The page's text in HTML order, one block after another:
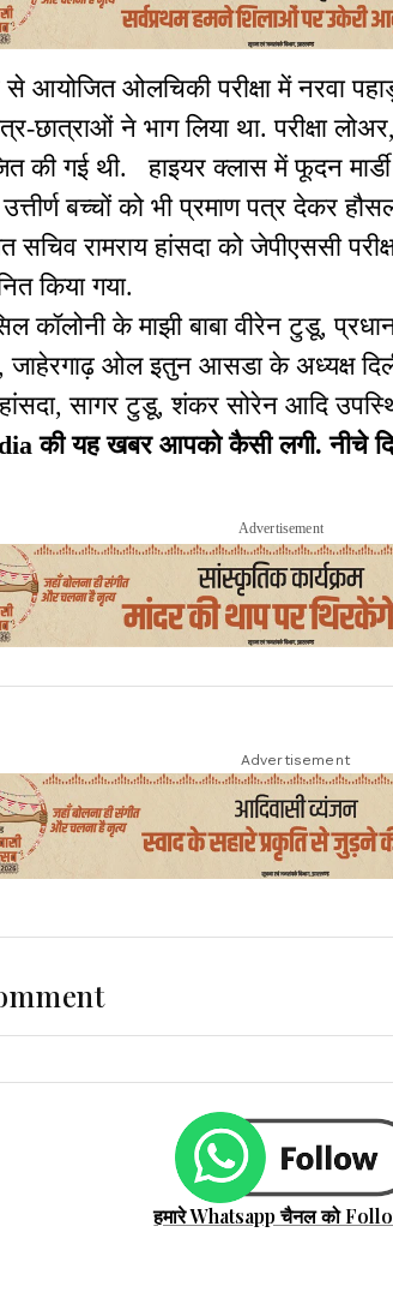
आयोजित ओलचिकी परीक्षा में नरवा
छात्राओं ने भाग लिया था. परीक्षा
की गई थी. हाइयर क्लास में फूदन
बच्चों को भी प्रमाण पत्र देकर
सचिव रामराय हांसदा को जेपीएससी
किया गया.
कॉलोनी के माझी बाबा वीरेन टुडू,
जाहेरगाढ़ ओल इतुन आसडा के अध्यक्ष
सागर टुडू, शंकर सोरेन आदि
की यह खबर आपको कैसी लगी. नीचे
Advertisement
Advertisement
हमारे Whatsapp चैनल को